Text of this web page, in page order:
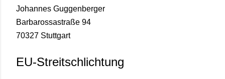
Johannes Guggenberger
Barbarossastraße 94
70327 Stuttgart
EU-Streitschlichtung